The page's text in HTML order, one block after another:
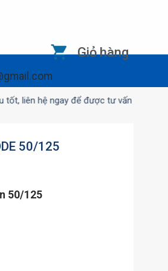
Giỏ hàng
hệ ngay để được tư vấn
50/125
50/125